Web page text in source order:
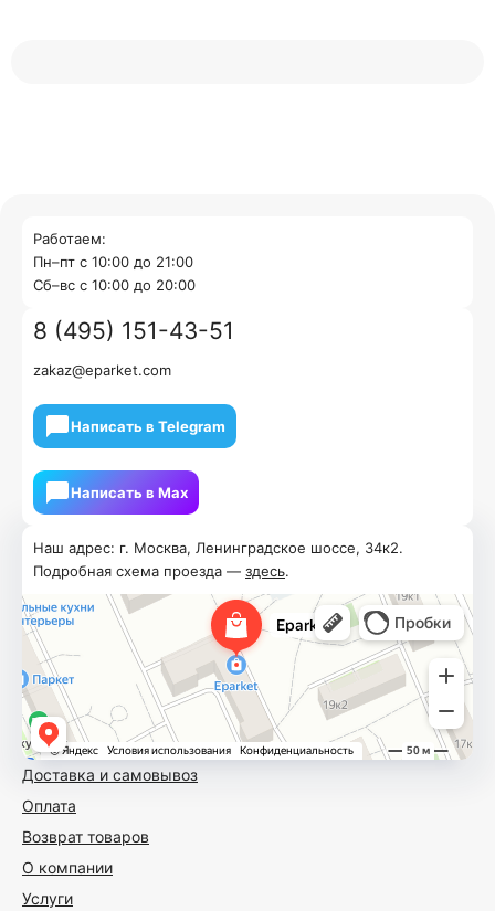
Доставка и самовывоз
Оплата
Возврат товаров
О компании
Услуги
Наш адрес: г. Москва, Ленинградское шоссе, 34к2.
Подробная схема проезда — здесь.
Работаем:
Пн–пт с 10:00 до 21:00
Cб–вс с 10:00 до 20:00
8 (495) 151-43-51
zakaz@eparket.com
Написать в Telegram
Написать в Мах